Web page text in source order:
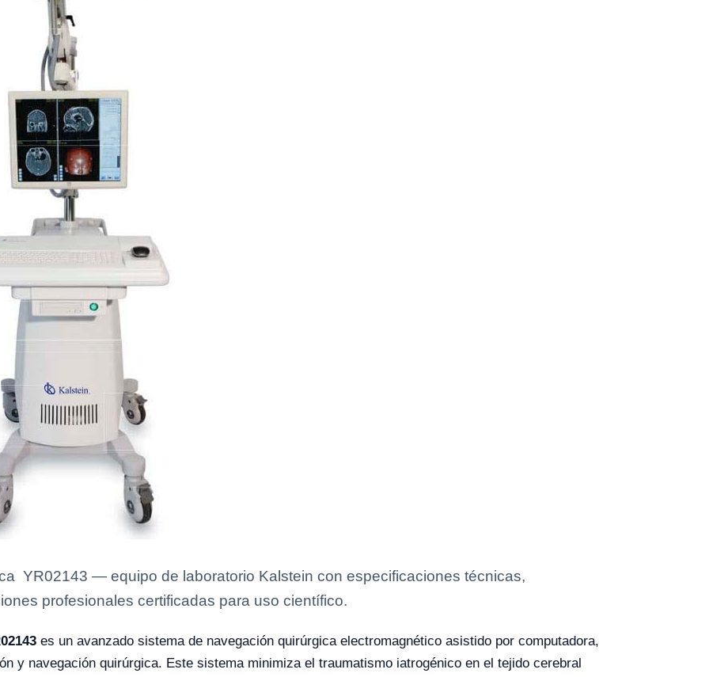
YR02143 — equipo de laboratorio Kalstein con especificaciones técnicas,
profesionales certificadas para uso científico.
es un avanzado sistema de navegación quirúrgica electromagnético asistido por computadora,
y navegación quirúrgica. Este sistema minimiza el traumatismo iatrogénico en el tejido cerebral